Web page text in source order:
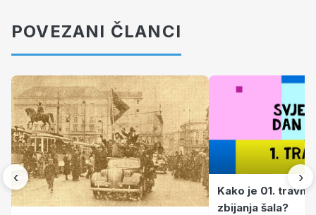
POVEZANI ČLANCI
‹
Kako je 01.
zbijanja šala?
›